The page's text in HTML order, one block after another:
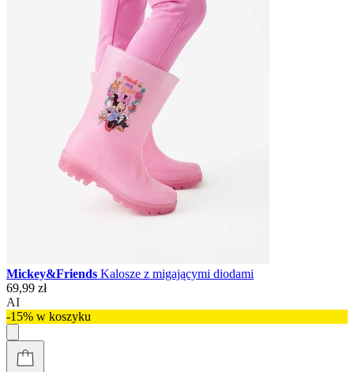
Mickey&Friends Kalosze z migającymi diodami
69,99 zł
AI
-15% w koszyku